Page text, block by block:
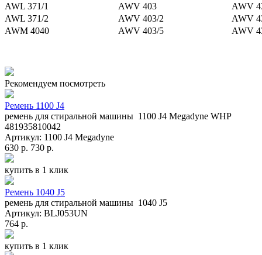
AWL 371/1
AWV 403
AWV
AWL 371/2
AWV 403/2
AWV
AWM 4040
AWV 403/5 AWV
Рекомендуем посмотреть
Ремень 1100 J4
ремень для стиральной машины 1100 J4 Megadyne WHP
481935810042
Артикул: 1100 J4 Megadyne
630 р. 730 р.
купить в 1 клик
Ремень 1040 J5
ремень для стиральной машины 1040 J5
Артикул: BLJ053UN
764 р.
купить в 1 клик